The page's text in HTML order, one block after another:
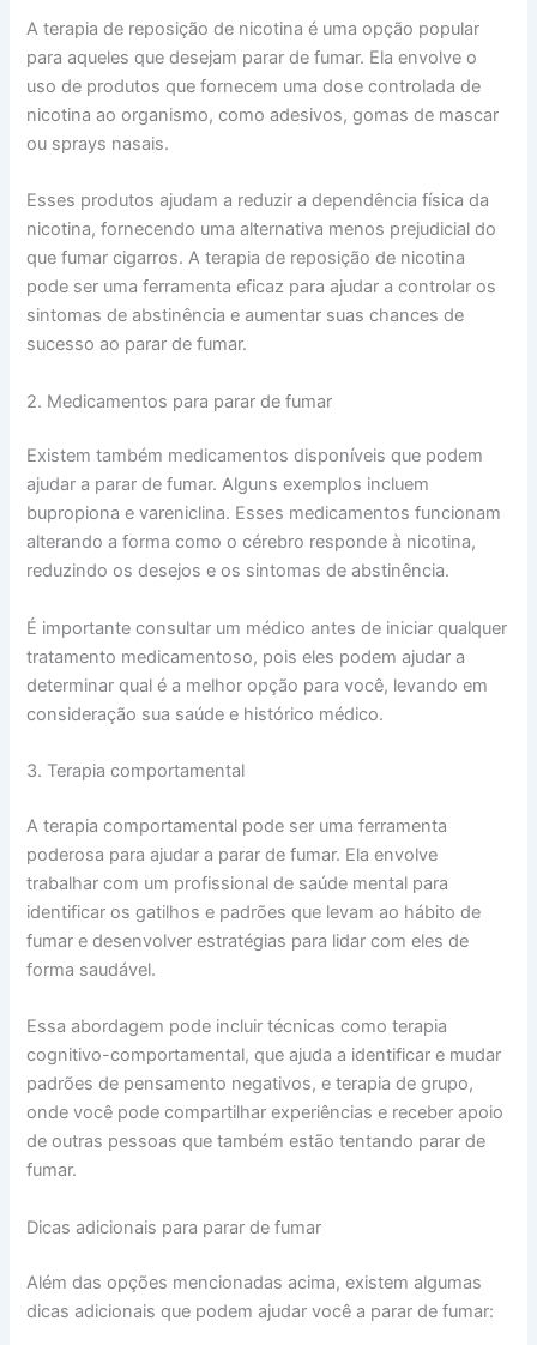
A terapia de reposição de nicotina é uma opção popular
para aqueles que desejam parar de fumar. Ela envolve o
uso de produtos que fornecem uma dose controlada de
nicotina ao organismo, como adesivos, gomas de mascar
ou sprays nasais.
Esses produtos ajudam a reduzir a dependência física da
nicotina, fornecendo uma alternativa menos prejudicial do
que fumar cigarros. A terapia de reposição de nicotina
pode ser uma ferramenta eficaz para ajudar a controlar os
sintomas de abstinência e aumentar suas chances de
sucesso ao parar de fumar.
2. Medicamentos para parar de fumar
Existem também medicamentos disponíveis que podem
ajudar a parar de fumar. Alguns exemplos incluem
bupropiona e vareniclina. Esses medicamentos funcionam
alterando a forma como o cérebro responde à nicotina,
reduzindo os desejos e os sintomas de abstinência.
É importante consultar um médico antes de iniciar qualquer
tratamento medicamentoso, pois eles podem ajudar a
determinar qual é a melhor opção para você, levando em
consideração sua saúde e histórico médico.
3. Terapia comportamental
A terapia comportamental pode ser uma ferramenta
poderosa para ajudar a parar de fumar. Ela envolve
trabalhar com um profissional de saúde mental para
identificar os gatilhos e padrões que levam ao hábito de
fumar e desenvolver estratégias para lidar com eles de
forma saudável.
Essa abordagem pode incluir técnicas como terapia
cognitivo-comportamental, que ajuda a identificar e mudar
padrões de pensamento negativos, e terapia de grupo,
onde você pode compartilhar experiências e receber apoio
de outras pessoas que também estão tentando parar de
fumar.
Dicas adicionais para parar de fumar
Além das opções mencionadas acima, existem algumas
dicas adicionais que podem ajudar você a parar de fumar: